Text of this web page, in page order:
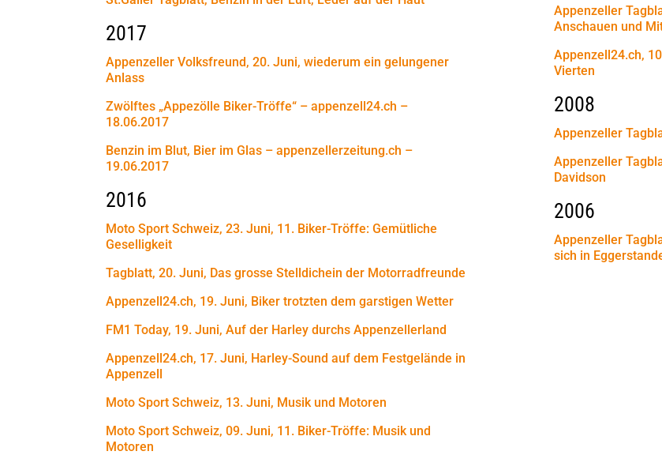
2017
Appenzeller Volksfreund, 20. Juni, wiederum ein gelungener
Anlass
Zwölftes „Appezölle Biker-Tröffe“ – appenzell24.ch –
18.06.2017
Benzin im Blut, Bier im Glas – appenzellerzeitung.ch –
19.06.2017
2016
Moto Sport Schweiz, 23. Juni, 11. Biker-Tröffe: Gemütliche
Geselligkeit
Tagblatt, 20. Juni, Das grosse Stelldichein der Motorradfreunde
Appenzell24.ch, 19. Juni, Biker trotzten dem garstigen Wetter
FM1 Today, 19. Juni, Auf der Harley durchs Appenzellerland
Appenzell24.ch, 17. Juni, Harley-Sound auf dem Festgelände in
Appenzell
Moto Sport Schweiz, 13. Juni, Musik und Motoren
Moto Sport Schweiz, 09. Juni, 11. Biker-Tröffe: Musik und
Motoren
Appenzeller
Anschauen und
Appenzell24.ch,
Vierten
2008
Appenzeller
Appenzeller
Davidson
2006
Appenzeller
sich in